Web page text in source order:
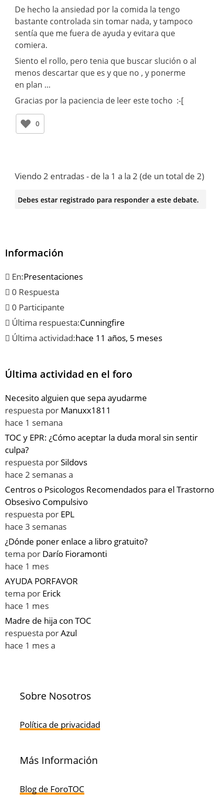
De hecho la ansiedad por la comida la tengo
bastante controlada sin tomar nada, y tampoco
sentía que me fuera de ayuda y evitara que
comiera.
Siento el rollo, pero tenia que buscar slución o al
menos descartar que es y que no , y ponerme
en plan …
Gracias por la paciencia de leer este tocho :-[
0
Viendo 2 entradas - de la 1 a la 2 (de un total de 2)
Debes estar registrado para responder a este debate.
Información
En:Presentaciones
0 Respuesta
0 Participante
Última respuesta:Cunningfire
Última actividad:hace 11 años, 5 meses
Última actividad en el foro
Necesito alguien que sepa ayudarme
respuesta por Manuxx1811
hace 1 semana
TOC y EPR: ¿Cómo aceptar la duda moral sin sentir
culpa?
respuesta porSildovs
hace 2 semanas a
Centros o Psicologos Recomendados para el Trastorno
Obsesivo Compulsivo
respuesta por EPL
hace 3 semanas
¿Dónde poner enlace a libro gratuito?
tema por Darío Fioramonti
hace 1 mes
AYUDA PORFAVOR
tema por Erick
hace 1 mes
Madre de hija con TOC
respuesta porAzul
hace 1 mes a
Sobre Nosotros
Política de privacidad
Más Información
Blog de ForoTOC